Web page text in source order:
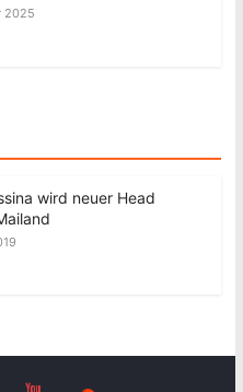
2025
wird neuer Head